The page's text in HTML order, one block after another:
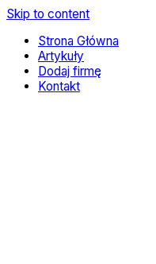
Skip to content
Strona Główna
Artykuły
Dodaj firmę
Kontakt